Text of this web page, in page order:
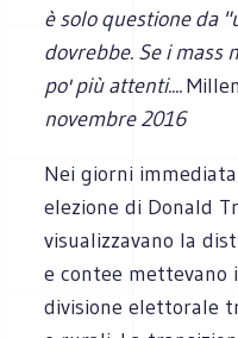
è solo questione da
dovrebbe. Se i mass
po' più attenti....
novembre 2016
Nei giorni
elezione di Donald
visualizzavano la
e contee mettevano
divisione elettorale